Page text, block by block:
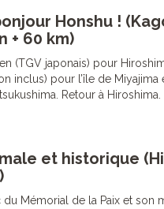
Honshu !
+ 60 km)
(TGV japonais) pour
inclus) pour l’île de
Retour à Hiroshima.
et historique
Mémorial de la Paix et son